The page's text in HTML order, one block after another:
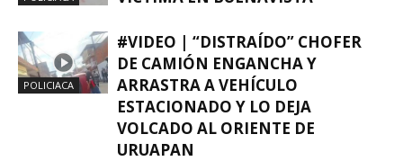
POLICIACA
#VIDEO | “DISTRAÍDO” CHOFER
DE CAMIÓN ENGANCHA Y
ARRASTRA A VEHÍCULO
ESTACIONADO Y LO DEJA
VOLCADO AL ORIENTE DE
URUAPAN